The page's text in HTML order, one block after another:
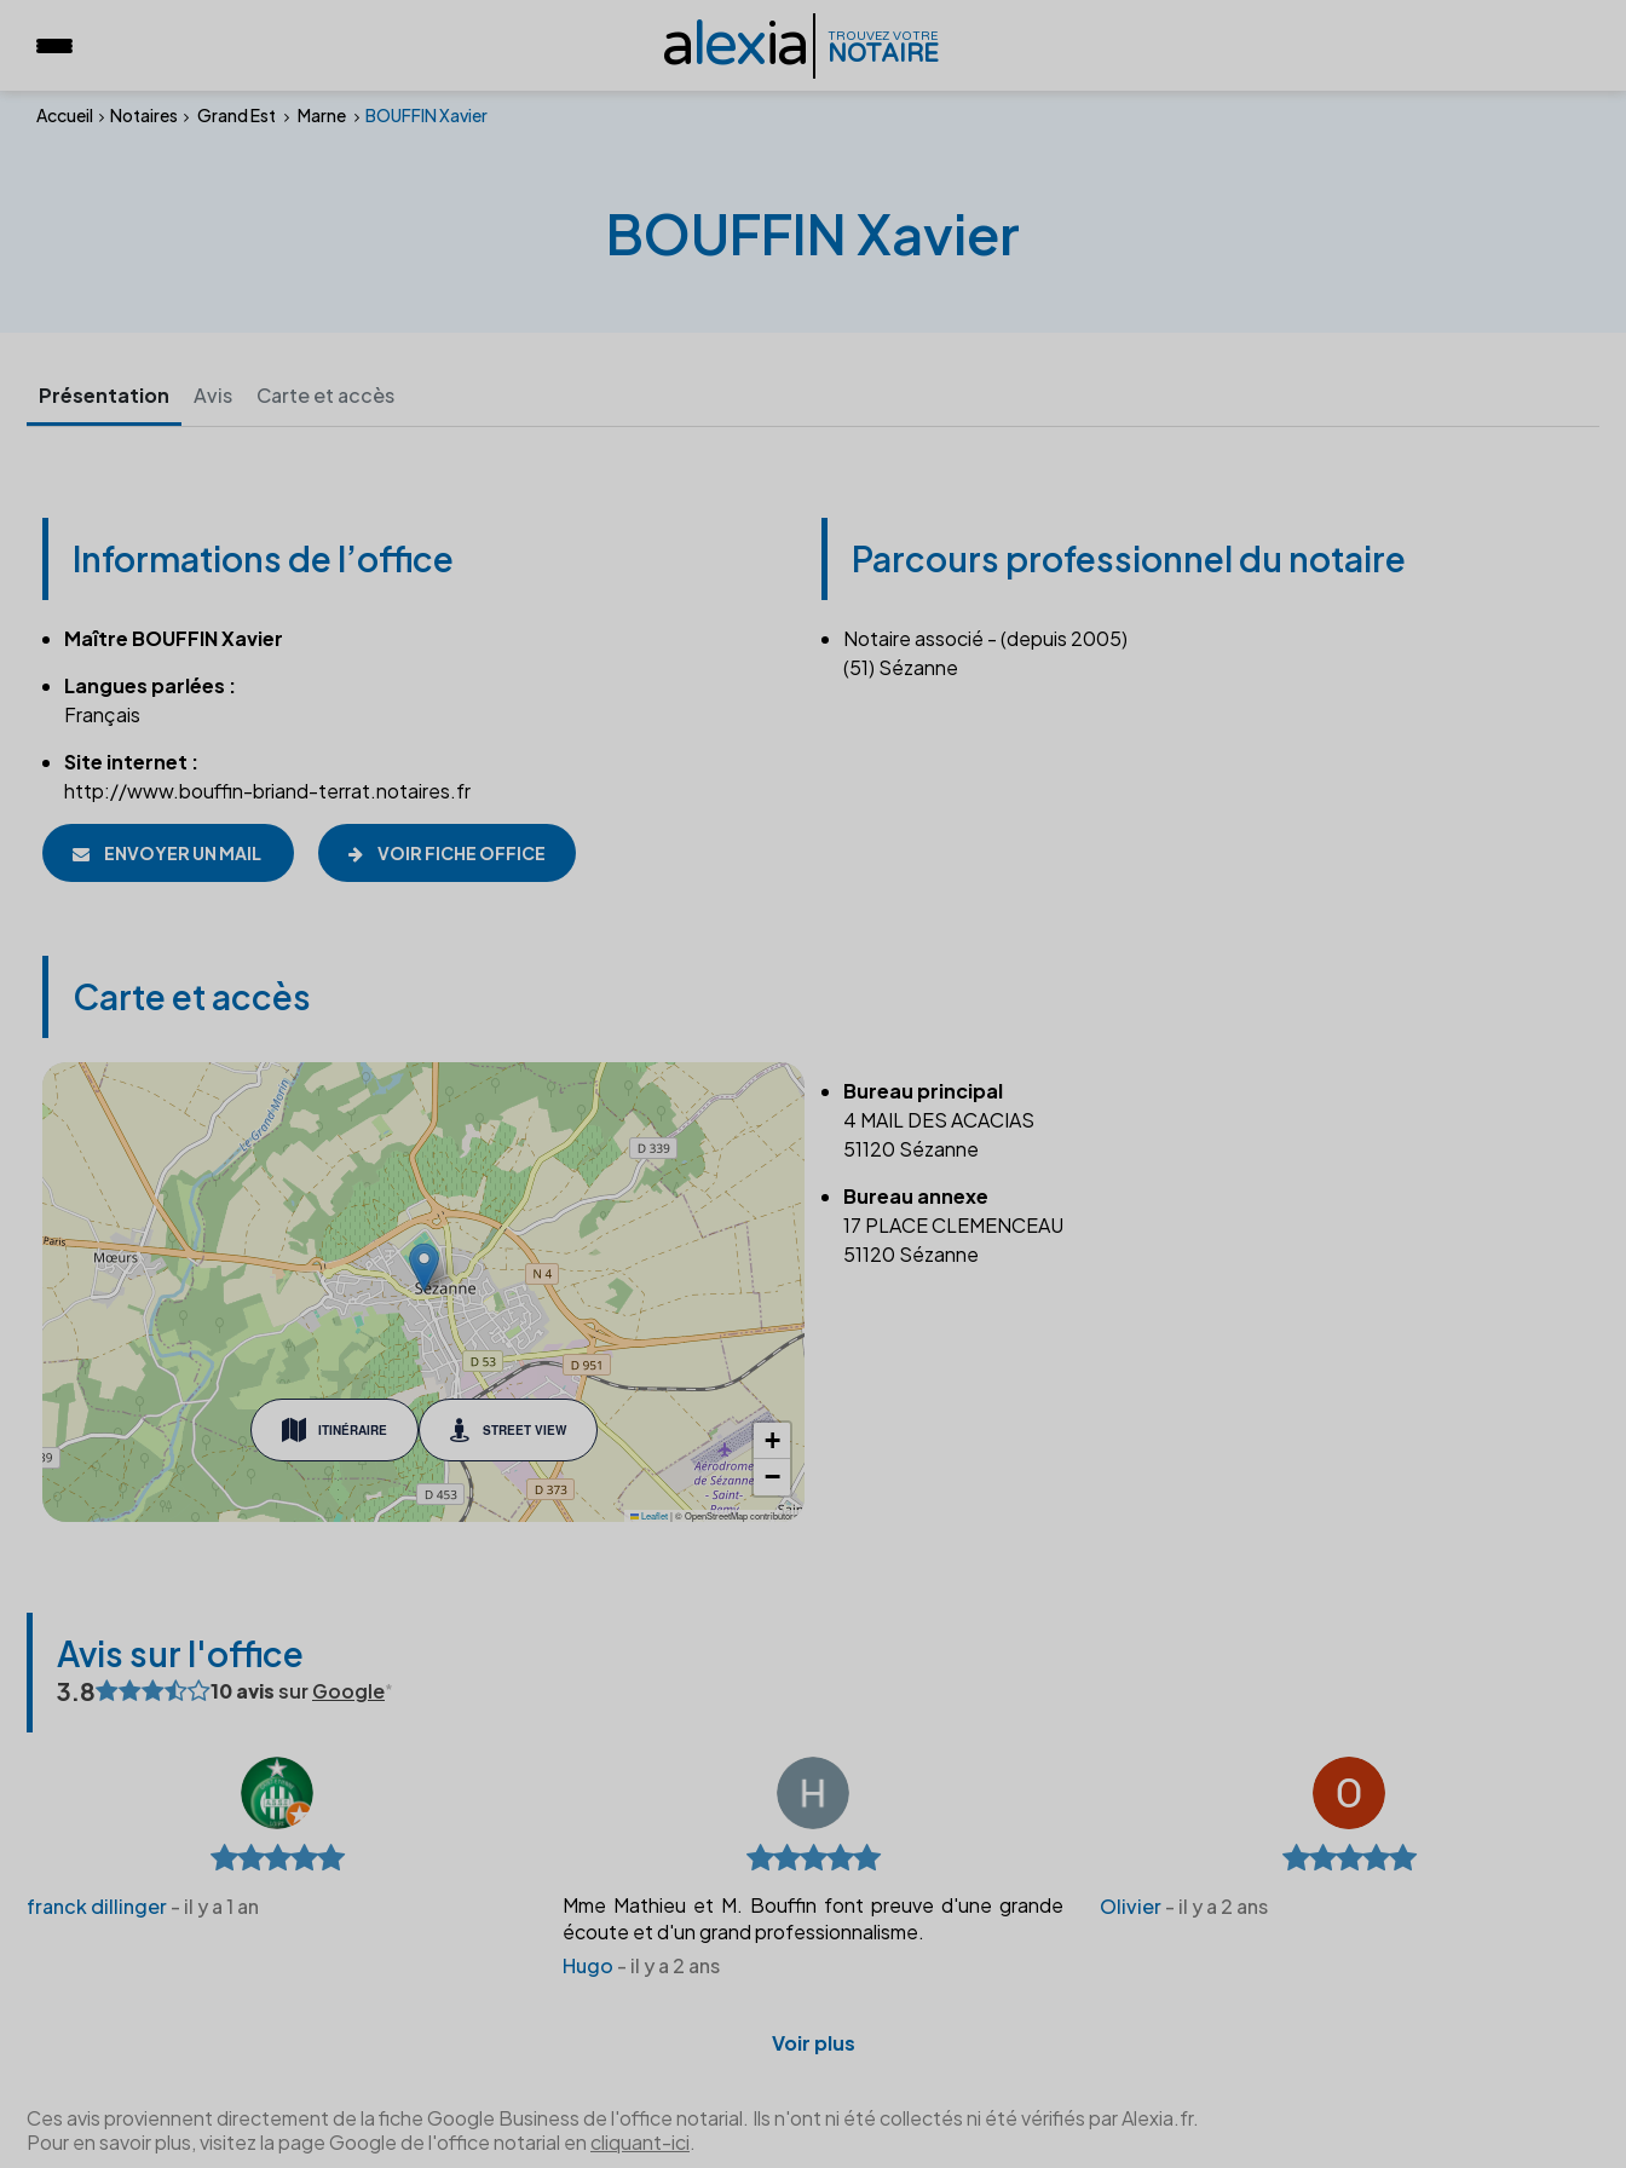
alexia TROUVEZ VOTRE
NOTAIRE
Accueil Notaires Grand Est Marne BOUFFIN Xavier
BOUFFIN Xavier
Présentation Avis Carte et accès
Informations de l’office
Maître BOUFFIN Xavier
Langues parlées :
Français
Site internet :
http://www.bouffin-briand-terrat.notaires.fr
ENVOYER UN MAIL VOIR FICHE OFFICE
Parcours professionnel du notaire
Notaire associé - (depuis 2005)
(51) Sézanne
Carte et accès
ITINÉRAIRE STREET VIEW
+
−
Leaflet |© OpenStreetMap contributors
Bureau principal
4 MAIL DES ACACIAS
51120 Sézanne
Bureau annexe
17 PLACE CLEMENCEAU
51120 Sézanne
Avis sur l'office
3.8 10 avissurGoogle
franck dillinger- il y a 1 an
Mme Mathieu et M. Bouffin font preuve d'une grande
écoute et d'un grand professionnalisme.
Hugo - il y a 2 ans
Olivier- il y a 2 ans
Voir plus
Ces avis proviennent directement de la fiche Google Business de l'office notarial. Ils n'ont ni été collectés ni été vérifiés par Alexia.fr.
Pour en savoir plus, visitez la page Google de l'office notarial en cliquant-ici.